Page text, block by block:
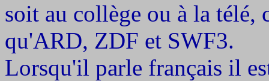
soit au collège ou à la télé,
qu'ARD, ZDF et SWF3.
Lorsqu'il parle français il